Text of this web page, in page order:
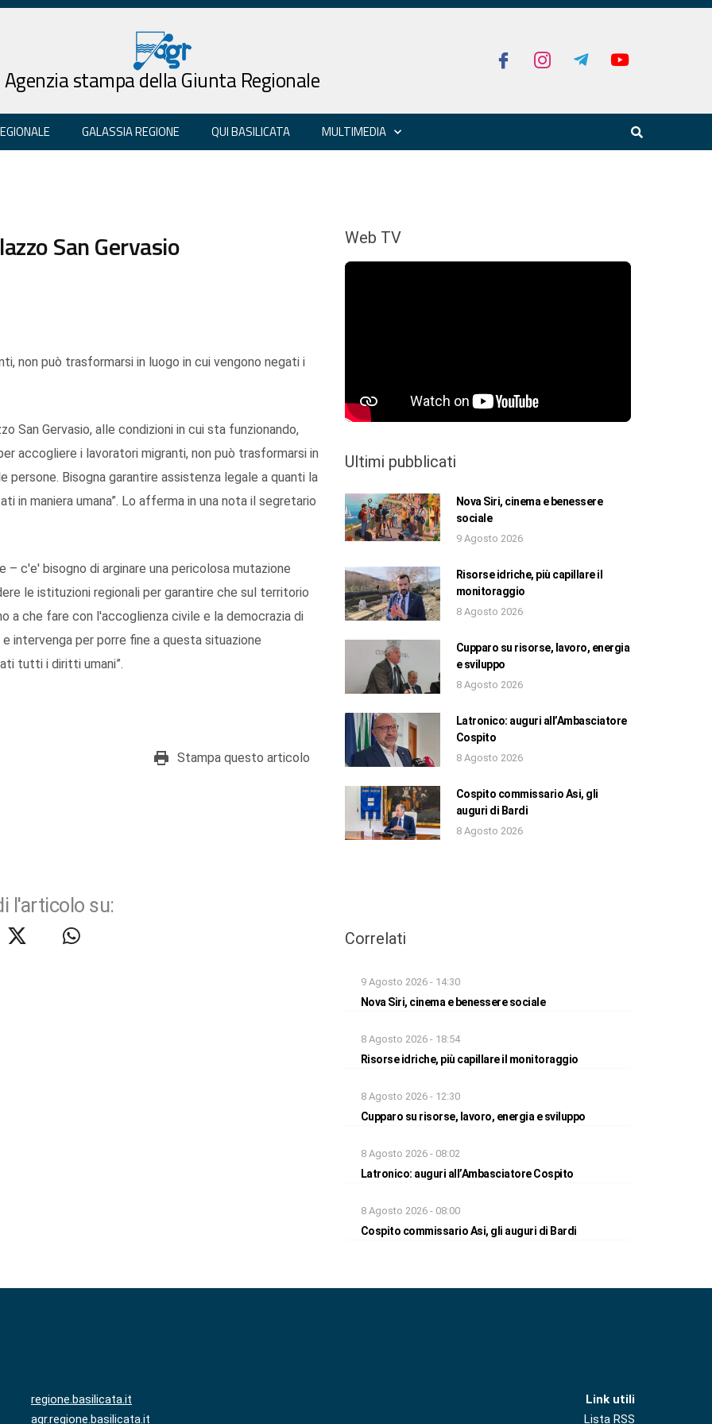
Agenzia stampa della Giunta Regionale
GALASSIA REGIONE QUI BASILICATA MULTIMEDIA
San Gervasio
non può trasformarsi in luogo in cui vengono negati i
San Gervasio, alle condizioni in cui sta funzionando,
accogliere i lavoratori migranti, non può trasformarsi in
Bisogna garantire assistenza legale a quanti la
maniera umana”. Lo afferma in una nota il segretario
– c'e' bisogno di arginare una pericolosa mutazione
le istituzioni regionali per garantire che sul territorio
a che fare con l'accoglienza civile e la democrazia di
intervenga per porre fine a questa situazione
tutti i diritti umani”.
Stampa questo articolo
l'articolo su:
Web TV
Ultimi pubblicati
Nova Siri, cinema e benessere
sociale
9 Agosto 2026
Risorse idriche, più capillare il
monitoraggio
8 Agosto 2026
Cupparo su risorse, lavoro, energia
e sviluppo
8 Agosto 2026
Latronico: auguri all’Ambasciatore
Cospito
8 Agosto 2026
Cospito commissario Asi, gli
auguri di Bardi
8 Agosto 2026
Correlati
9 Agosto 2026 - 14:30
Nova Siri, cinema e benessere sociale
8 Agosto 2026 - 18:54
Risorse idriche, più capillare il monitoraggio
8 Agosto 2026 - 12:30
Cupparo su risorse, lavoro, energia e sviluppo
8 Agosto 2026 - 08:02
Latronico: auguri all’Ambasciatore Cospito
8 Agosto 2026 - 08:00
Cospito commissario Asi, gli auguri di Bardi
regione.basilicata.it
agr.regione.basilicata.it
Link utili
Lista RSS